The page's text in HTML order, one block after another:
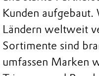
Kunden
Ländern weltweit
Sortimente sind
umfassen Marken